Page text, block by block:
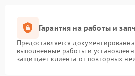
Гарантия на работы и
Предоставляется
выполненные работы и
защищает клиента от повторных